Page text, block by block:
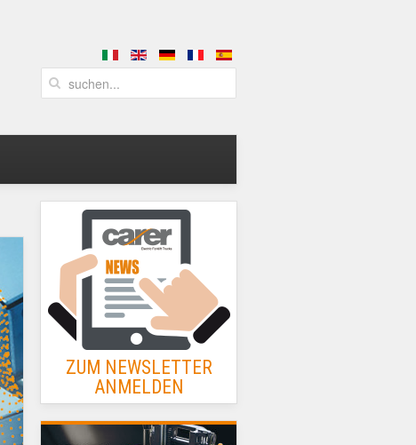
ZUM NEWSLETTER
ANMELDEN